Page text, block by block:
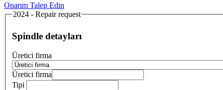
Onarım Talep Edin
2024 - Repair request
Spindle detayları
Üretici firma
Üretici firma
Tipi